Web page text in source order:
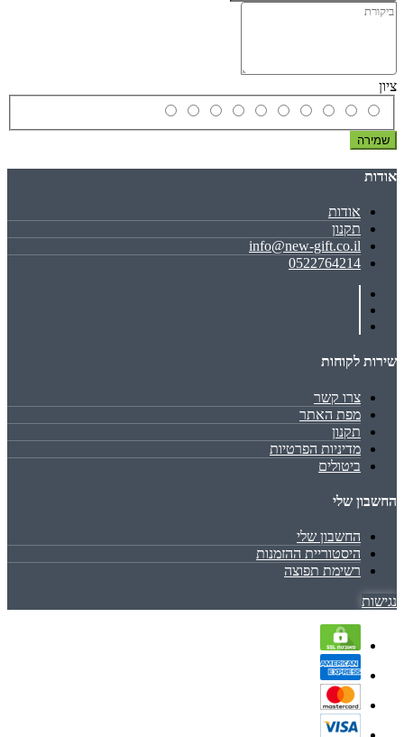
ציון
שמירה
אודות
אודות
תקנון
info@new-gift.co.il
0522764214
שירות לקוחות
צרו קשר
מפת האתר
תקנון
מדיניות הפרטיות
ביטולים
החשבון שלי
החשבון שלי
היסטוריית ההזמנות
רשימת תפוצה
נגישות